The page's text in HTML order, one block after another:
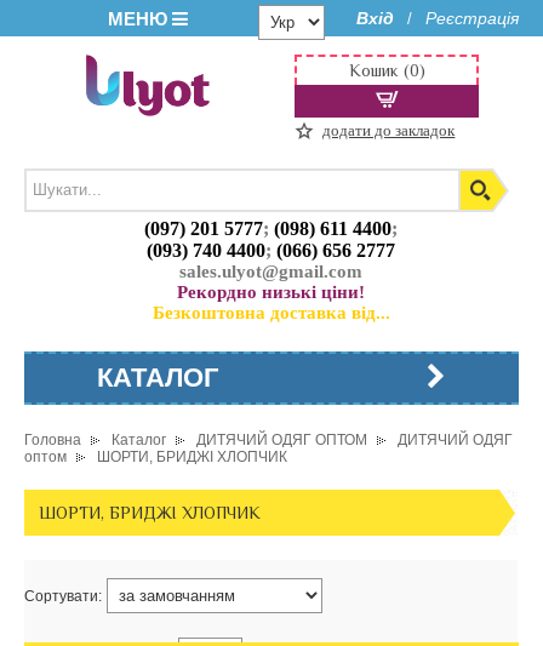
МЕНЮ Вхід / Реєстрація
(097) 201 5777;(098) 611 4400;
(093) 740 4400;(066) 656 2777
sales.ulyot@gmail.com
Рекордно низькі ціни!
Безкоштовна доставка від...
Кошик (0)
додати до закладок
КАТАЛОГ
Головна Каталог ДИТЯЧИЙ ОДЯГ ОПТОМ
ДИТЯЧИЙ ОДЯГ
оптом
ШОРТИ, БРИДЖІ ХЛОПЧИК
ШОРТИ, БРИДЖІ ХЛОПЧИК
Сортувати: